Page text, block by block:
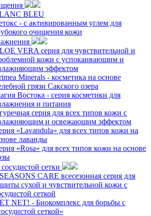
BLEU
- с активированным углем для
очищения кожи
VERA серия для чувствительной и
кожи с успокаивающим и
эффектом
Minerals - косметика на основе
грязи Сакского озера
Востока - серия косметики для
и питания
серия для всех типов кожи с
и освежающим эффектом
«Lavandula» для всех типов кожи на
лаванды
«Rosa» для всех типов кожи на основе
сетки
CARE всесезонная серия для
сухой и чувствительной кожи с
сеткой
NET! - Биокомплекс для борьбы с
сеткой»